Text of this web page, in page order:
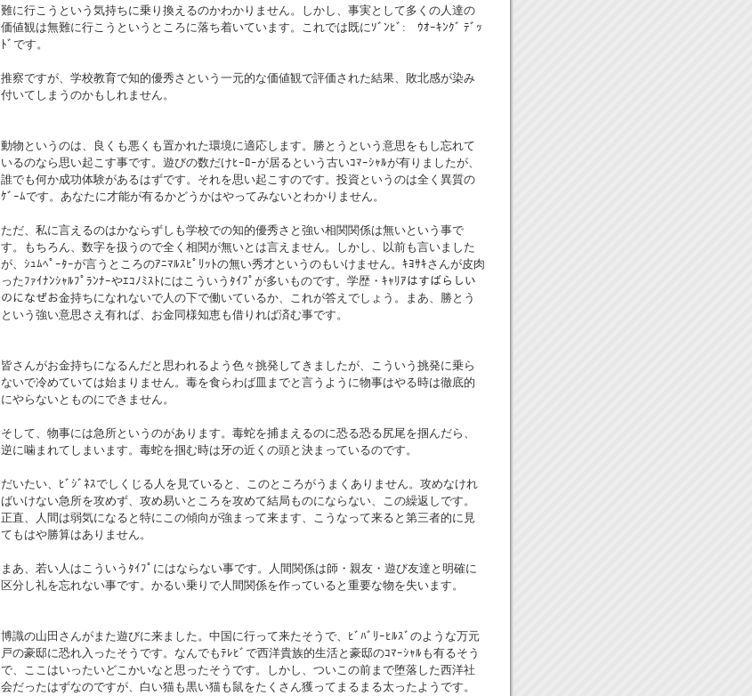
難に行こうという気持ちに乗り換えるのかわかりません。しかし、事実として多くの人達の
価値観は無難に行こうというところに落ち着いています。これでは既にｿﾞﾝﾋﾞ: ｳｵｰｷﾝｸﾞ ﾃﾞｯ
ﾄﾞです。
推察ですが、学校教育で知的優秀さという一元的な価値観で評価された結果、敗北感が染み
付いてしまうのかもしれません。
動物というのは、良くも悪くも置かれた環境に適応します。勝とうという意思をもし忘れて
いるのなら思い起こす事です。遊びの数だけﾋｰﾛｰが居るという古いｺﾏｰｼｬﾙが有りましたが、
誰でも何か成功体験があるはずです。それを思い起こすのです。投資というのは全く異質の
ｹﾞｰﾑです。あなたに才能が有るかどうかはやってみないとわかりません。
ただ、私に言えるのはかならずしも学校での知的優秀さと強い相関関係は無いという事で
す。もちろん、数字を扱うので全く相関が無いとは言えません。しかし、以前も言いました
が、ｼｭﾑﾍﾟｰﾀｰが言うところのｱﾆﾏﾙｽﾋﾟﾘｯﾄの無い秀才というのもいけません。ｷﾖｻｷさんが皮肉
ったﾌｧｲﾅﾝｼｬﾙﾌﾟﾗﾝﾅｰやｴｺﾉﾐｽﾄにはこういうﾀｲﾌﾟが多いものです。学歴・ｷｬﾘｱはすばらしい
のになぜお金持ちになれないで人の下で働いているか、これが答えでしょう。まあ、勝とう
という強い意思さえ有れば、お金同様知恵も借りれば済む事です。
皆さんがお金持ちになるんだと思われるよう色々挑発してきましたが、こういう挑発に乗ら
ないで冷めていては始まりません。毒を食らわば皿までと言うように物事はやる時は徹底的
にやらないとものにできません。
そして、物事には急所というのがあります。毒蛇を捕まえるのに恐る恐る尻尾を掴んだら、
逆に噛まれてしまいます。毒蛇を掴む時は牙の近くの頭と決まっているのです。
だいたい、ﾋﾞｼﾞﾈｽでしくじる人を見ていると、このところがうまくありません。攻めなけれ
ばいけない急所を攻めず、攻め易いところを攻めて結局ものにならない、この繰返しです。
正直、人間は弱気になると特にこの傾向が強まって来ます、こうなって来ると第三者的に見
てもはや勝算はありません。
まあ、若い人はこういうﾀｲﾌﾟにはならない事です。人間関係は師・親友・遊び友達と明確に
区分し礼を忘れない事です。かるい乗りで人間関係を作っていると重要な物を失います。
博識の山田さんがまた遊びに来ました。中国に行って来たそうで、ﾋﾞﾊﾞﾘｰﾋﾙｽﾞのような万元
戸の豪邸に恐れ入ったそうです。なんでもﾃﾚﾋﾞで西洋貴族的生活と豪邸のｺﾏｰｼｬﾙも有るそう
で、ここはいったいどこかいなと思ったそうです。しかし、ついこの前まで堕落した西洋社
会だったはずなのですが、白い猫も黒い猫も鼠をたくさん獲ってまるまる太ったようです。